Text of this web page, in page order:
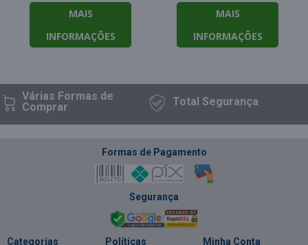
MAIS
INFORMAÇÕES
MAIS
INFORMAÇÕES
Várias Formasde
Comprar
TotalSegurança
Formas de Pagamento
Segurança
Categorias Políticas Minha Conta